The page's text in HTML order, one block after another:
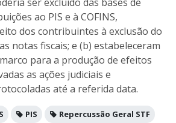
ao PIS e à COFINS,
dos contribuintes à exclusão do
notas fiscais; e (b) estabeleceram
para a produção de efeitos
as ações judiciais e
até a referida data.
PIS Repercussão Geral STF